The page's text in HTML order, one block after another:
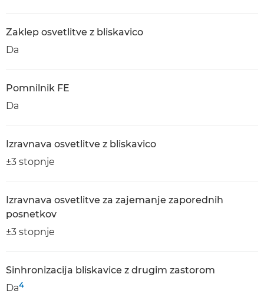
Zaklep osvetlitve z bliskavico
Da
Pomnilnik FE
Da
Izravnava osvetlitve z bliskavico
±3 stopnje
Izravnava osvetlitve za zajemanje zaporednih
posnetkov
±3 stopnje
Sinhronizacija bliskavice z drugim zastorom
Da4